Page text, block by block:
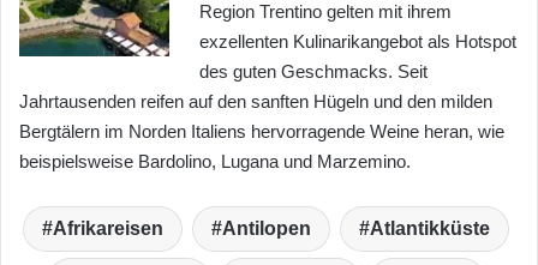
Region Trentino gelten mit ihrem
exzellenten Kulinarikangebot als Hotspot
des guten Geschmacks. Seit
Jahrtausenden reifen auf den sanften Hügeln und den milden
Bergtälern im Norden Italiens hervorragende Weine heran, wie
beispielsweise Bardolino, Lugana und Marzemino.
Afrikareisen Antilopen Atlantikküste